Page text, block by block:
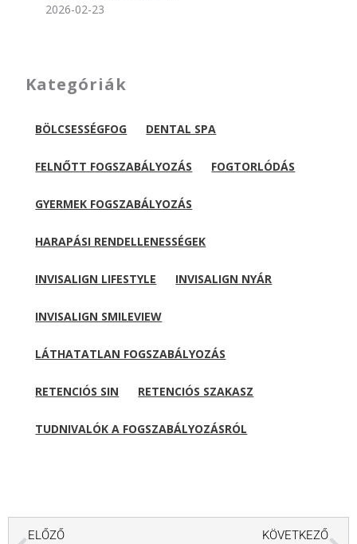
2026-02-23
Kategóriák
BÖLCSESSÉGFOG DENTAL SPA
FELNŐTT FOGSZABÁLYOZÁS FOGTORLÓDÁS
GYERMEK FOGSZABÁLYOZÁS
HARAPÁSI RENDELLENESSÉGEK
INVISALIGN LIFESTYLE INVISALIGN NYÁR
INVISALIGN SMILEVIEW
LÁTHATATLAN FOGSZABÁLYOZÁS
RETENCIÓS SIN RETENCIÓS SZAKASZ
TUDNIVALÓK A FOGSZABÁLYOZÁSRÓL
Előző
ELŐZŐ KÖVETKEZŐ